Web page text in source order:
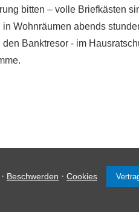
bitten – volle Briefkästen
Wohnräumen abends
Banktresor - im
· Beschwerden · Cookies